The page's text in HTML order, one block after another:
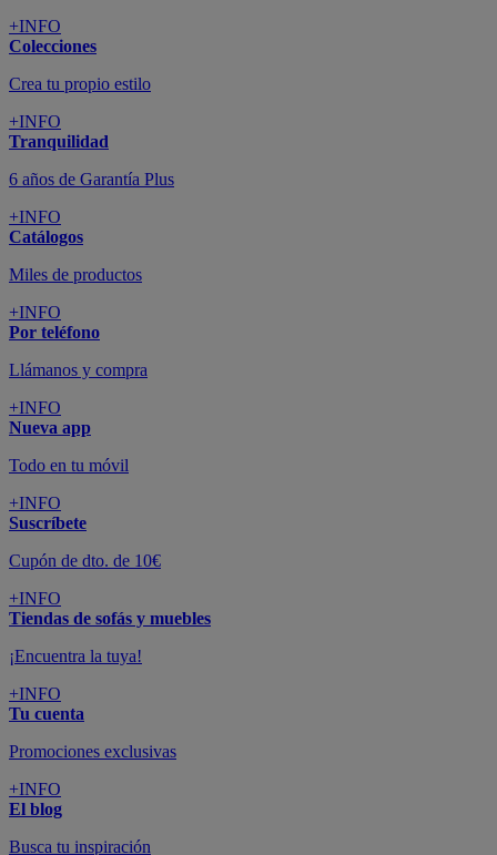
+INFO
Colecciones
Crea tu propio estilo
+INFO
Tranquilidad
6 años de Garantía Plus
+INFO
Catálogos
Miles de productos
+INFO
Por teléfono
Llámanos y compra
+INFO
Nueva app
Todo en tu móvil
+INFO
Suscríbete
Cupón de dto. de 10€
+INFO
Tiendas de sofás y muebles
¡Encuentra la tuya!
+INFO
Tu cuenta
Promociones exclusivas
+INFO
El blog
Busca tu inspiración